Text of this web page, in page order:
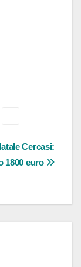
Cercasi:
1800 euro